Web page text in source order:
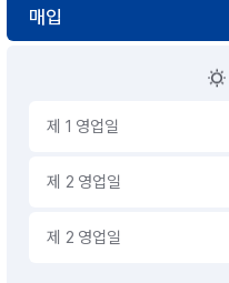
매입
제 1 영업일
제 2 영업일
제 2 영업일